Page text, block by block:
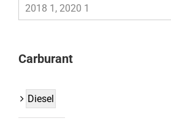
2018 1, 2020 1
Carburant
Diesel